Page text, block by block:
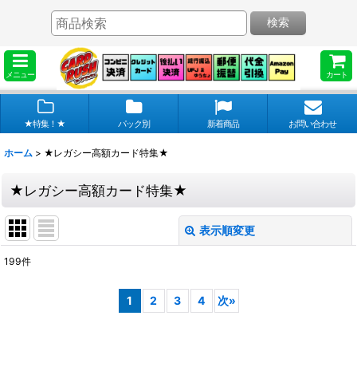
メニュー カート
検索
★特集！★ パック別 新着商品 お問い合わせ
ホーム > ★レガシー高額カード特集★
★レガシー高額カード特集★
表示順変更
199件
1 2 3 4 次»